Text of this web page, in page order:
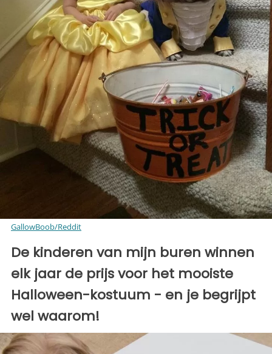
GallowBoob/Reddit
De kinderen van mijn buren winnen
elk jaar de prijs voor het mooiste
Halloween-kostuum - en je begrijpt
wel waarom!